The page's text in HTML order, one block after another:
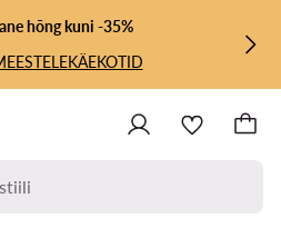
hõng kuni -35%
KÄEKOTID